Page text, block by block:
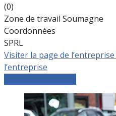
(0)
Zone de travail Soumagne
Coordonnées
SPRL
Visiter la page de l’entreprise
l’entreprise